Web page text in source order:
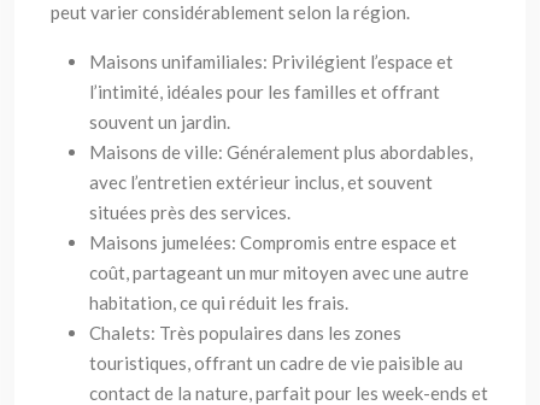
peut varier considérablement selon la région.
Maisons unifamiliales: Privilégient l’espace et
l’intimité, idéales pour les familles et offrant
souvent un jardin.
Maisons de ville: Généralement plus abordables,
avec l’entretien extérieur inclus, et souvent
situées près des services.
Maisons jumelées: Compromis entre espace et
coût, partageant un mur mitoyen avec une autre
habitation, ce qui réduit les frais.
Chalets: Très populaires dans les zones
touristiques, offrant un cadre de vie paisible au
contact de la nature, parfait pour les week-ends et